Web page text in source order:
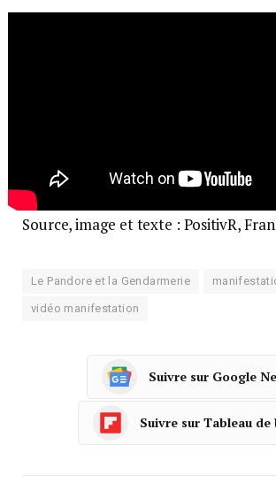
Source, image et texte : PositivR,
Le Pandore et la Gendarmerie
vidéo manifestation
Suivre sur Google
Suivre sur Tableau de